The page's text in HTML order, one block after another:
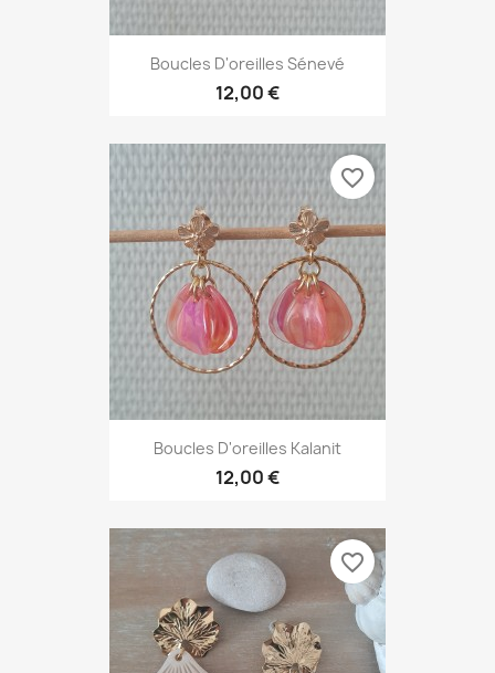
Boucles D'oreilles Sénevé
12,00 €
Boucles D'oreilles Kalanit
12,00 €
favorite_border
favorite_border